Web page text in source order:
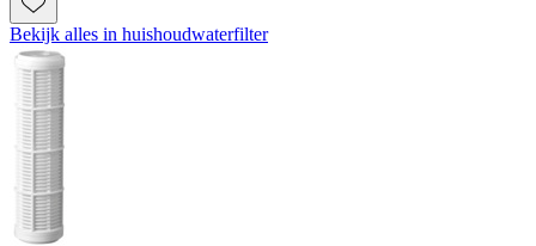
Bekijk alles in huishoudwaterfilter